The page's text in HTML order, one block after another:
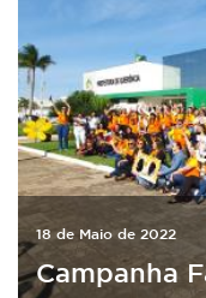
18 de Maio de 2022
Campanha